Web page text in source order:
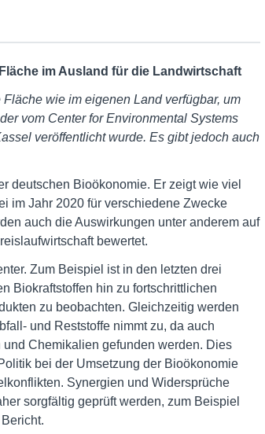
im Ausland für die Landwirtschaft
wie im eigenen Land verfügbar, um
vom Center for Environmental Systems
veröffentlicht wurde. Es gibt jedoch auch
deutschen Bioökonomie. Er zeigt wie viel
im Jahr 2020 für verschiedene Zwecke
auch die Auswirkungen unter anderem auf
bewertet.
Zum Beispiel ist in den letzten drei
Biokraftstoffen hin zu fortschrittlichen
zu beobachten. Gleichzeitig werden
und Reststoffe nimmt zu, da auch
Chemikalien gefunden werden. Dies
bei der Umsetzung der Bioökonomie
Synergien und Widersprüche
sorgfältig geprüft werden, zum Beispiel